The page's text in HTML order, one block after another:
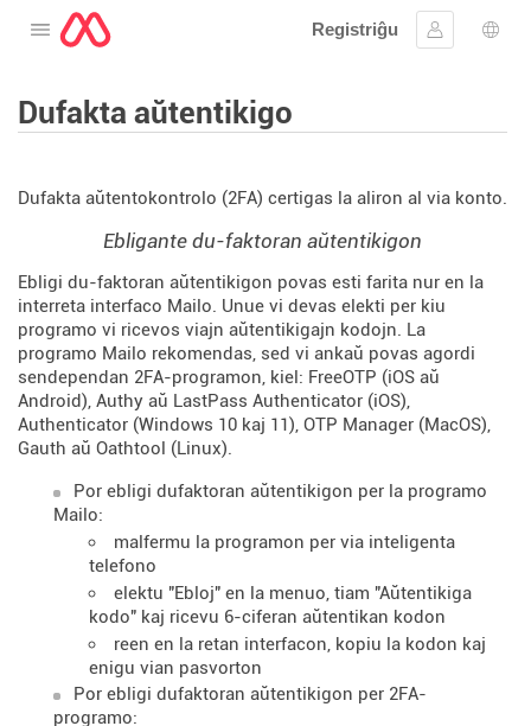
Malfermu la menuon
Registriĝu
Ensaluti
Dufakta aŭtentikigo
Dufakta aŭtentokontrolo (2FA) certigas la aliron al via konto.
Ebligante du-faktoran aŭtentikigon
Ebligi du-faktoran aŭtentikigon povas esti farita nur en la
interreta interfaco Mailo. Unue vi devas elekti per kiu
programo vi ricevos viajn aŭtentikigajn kodojn. La
programo Mailo rekomendas, sed vi ankaŭ povas agordi
sendependan 2FA-programon, kiel: FreeOTP (iOS aŭ
Android), Authy aŭ LastPass Authenticator (iOS),
Authenticator (Windows 10 kaj 11), OTP Manager (MacOS),
Gauth aŭ Oathtool (Linux).
Por ebligi dufaktoran aŭtentikigon per la programo
Mailo:
malfermu la programon per via inteligenta
telefono
elektu "Ebloj" en la menuo, tiam "Aŭtentikiga
kodo" kaj ricevu 6-ciferan aŭtentikan kodon
reen en la retan interfacon, kopiu la kodon kaj
enigu vian pasvorton
Por ebligi dufaktoran aŭtentikigon per 2FA-
programo: